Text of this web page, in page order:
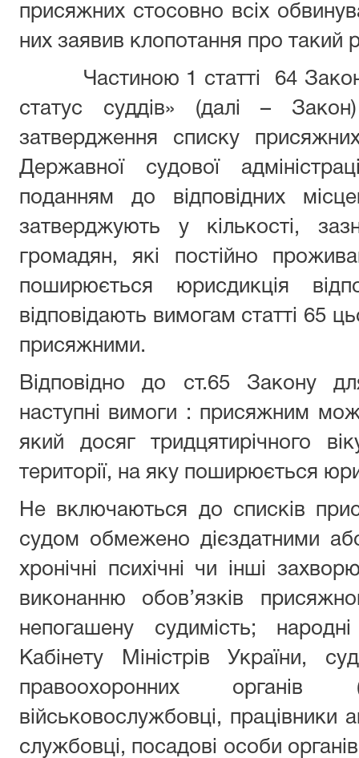
присяжних стосовно всіх
них заявив клопотання про такий
Частиною 1 статті 64 Закону
статус суддів» (далі –
затвердження списку
Державної судової
поданням до відповідних
затверджують у кількості,
громадян, які постійно
поширюється юрисдикція
відповідають вимогам статті 65
присяжними.
Відповідно до ст.65 Закону
наступні вимоги : присяжним
який досяг тридцятирічного
території, на яку поширюється
Не включаються до списків
судом обмежено дієздатними
хронічні психічні чи інші
виконанню обов’язків
непогашену судимість;
Кабінету Міністрів України,
правоохоронних органів
військовослужбовці, працівники
службовці, посадові особи